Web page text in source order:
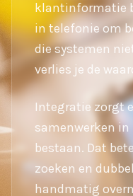
klantinformatie
in telefonie om
die systemen
verlies je de
Integratie zorgt
samenwerken
bestaan. Dat
zoeken en
handmatig